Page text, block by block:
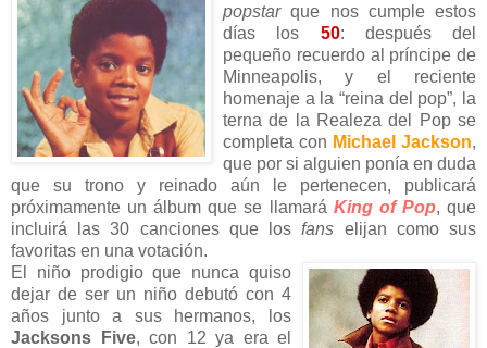
popstarque nos cumple estos
días los 50: después del
pequeño recuerdo al príncipe de
Minneapolis, y el reciente
homenaje a la “reina del pop”, la
terna de la Realeza del Pop se
completa con Michael Jackson,
que por si alguien ponía en duda
que su trono y reinado aún le pertenecen, publicará
próximamente un álbum que se llamará King of Pop, que
incluirá las 30 canciones que losfans elijan como sus
favoritas en una votación.
El niño prodigio que nunca quiso
dejar de ser un niño debutó con 4
años junto a sus hermanos, los
Jacksons Five, con 12 ya era el